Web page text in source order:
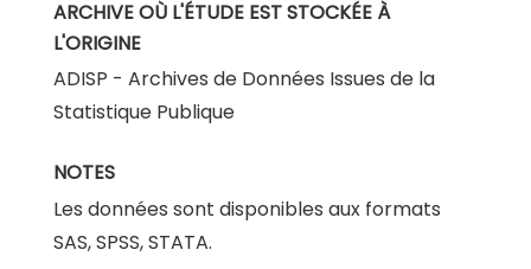
ARCHIVE OÙ L'ÉTUDE EST STOCKÉE À
L'ORIGINE
ADISP - Archives de Données Issues de la
Statistique Publique
NOTES
Les données sont disponibles aux formats
SAS, SPSS, STATA.